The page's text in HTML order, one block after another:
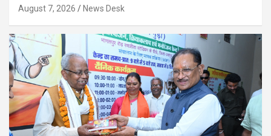
August 7, 2026 News Desk